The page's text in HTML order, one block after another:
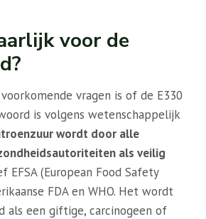
voor de
vragen is of de E330
is volgens wetenschappelijk
wordt door alle
als veilig
EFSA (European Food Safety
FDA en WHO. Het wordt
als een giftige, carcinogeen of